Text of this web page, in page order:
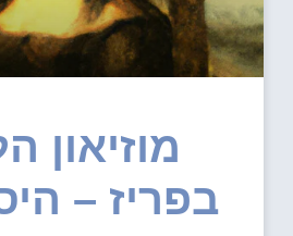
מוזיאון
בפריז –